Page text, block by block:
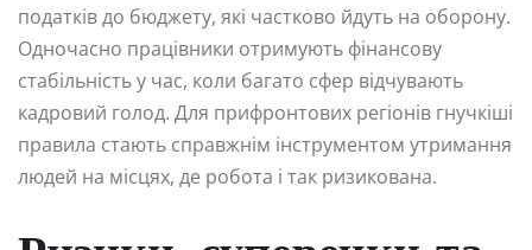
податків до бюджету, які частково йдуть на оборону.
Одночасно працівники отримують фінансову
стабільність у час, коли багато сфер відчувають
кадровий голод. Для прифронтових регіонів гнучкіші
правила стають справжнім інструментом утримання
людей на місцях, де робота і так ризикована.